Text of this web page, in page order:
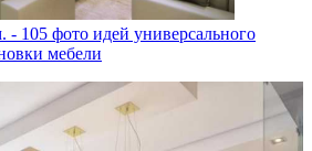
- 105 фото идей универсального
мебели